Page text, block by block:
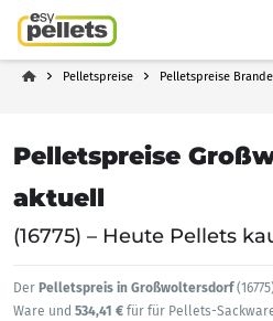
Pelletspreise Pelletspreise
Pelletspreise
aktuell
(16775) – Heute Pellets
Der Pelletspreis in Großwoltersdorf
Ware und 534,41 € für für Pellets-